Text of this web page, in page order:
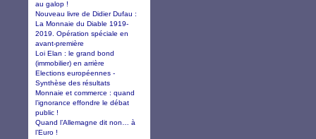
au galop !
Nouveau livre de Didier Dufau :
La Monnaie du Diable 1919-
2019. Opération spéciale en
avant-première
Loi Elan : le grand bond
(immobilier) en arrière
Elections européennes -
Synthèse des résultats
Monnaie et commerce : quand
l’ignorance effondre le débat
public !
Quand l’Allemagne dit non… à
l’Euro !